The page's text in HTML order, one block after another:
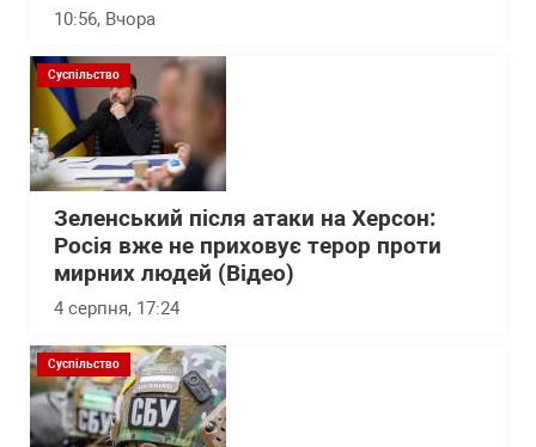
10:56, Вчора
Суспільство
Зеленський після атаки на Херсон:
Росія вже не приховує терор проти
мирних людей (Відео)
4 серпня, 17:24
Суспільство